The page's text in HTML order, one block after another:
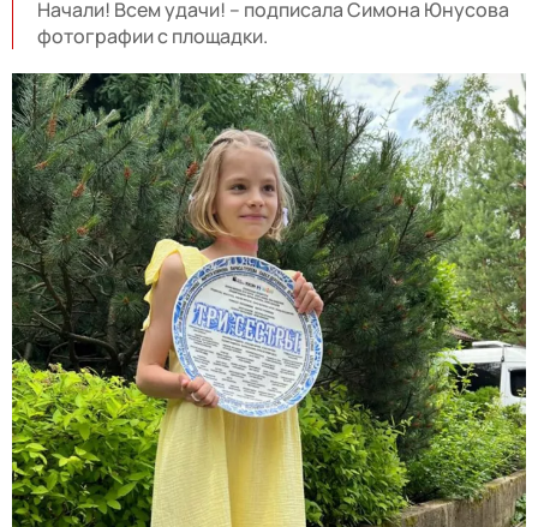
Начали! Всем удачи! – подписала Симона Юнусова
фотографии с площадки.